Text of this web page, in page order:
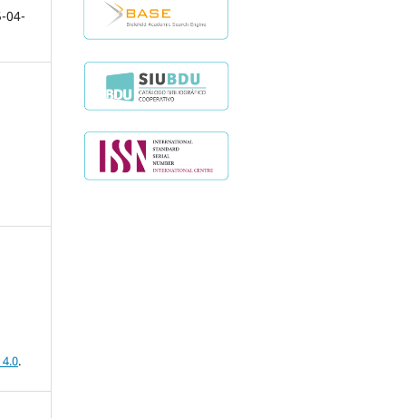
04-
.